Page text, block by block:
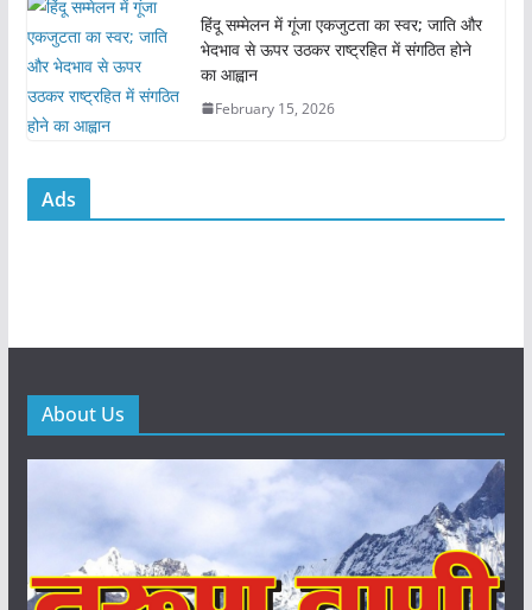
हिंदू सम्मेलन में गूंजा एकजुटता का स्वर; जाति और
भेदभाव से ऊपर उठकर राष्ट्रहित में संगठित होने
का आह्वान
February 15, 2026
Ads
About Us